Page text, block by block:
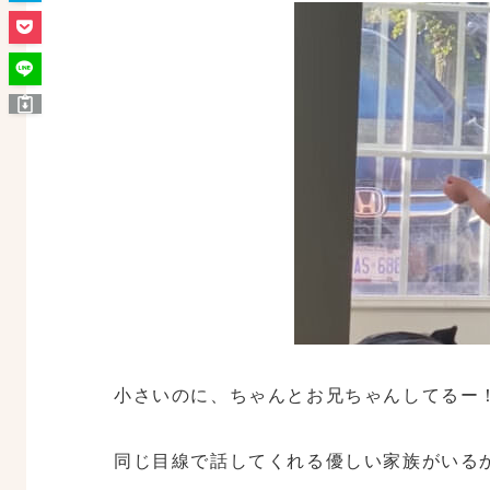
小さいのに、ちゃんとお兄ちゃんしてるー
同じ目線で話してくれる優しい家族がいる